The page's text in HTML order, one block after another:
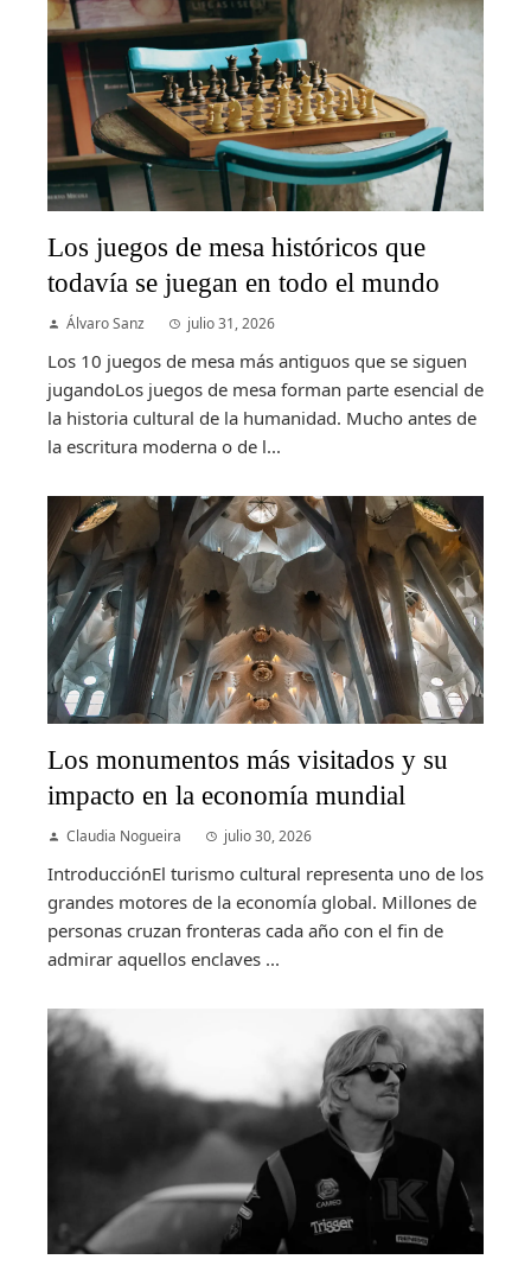
Los juegos de mesa históricos que
todavía se juegan en todo el mundo
Álvaro Sanz julio 31, 2026
Los 10 juegos de mesa más antiguos que se siguen
jugandoLos juegos de mesa forman parte esencial de
la historia cultural de la humanidad. Mucho antes de
la escritura moderna o de l...
Los monumentos más visitados y su
impacto en la economía mundial
Claudia Nogueira julio 30, 2026
IntroducciónEl turismo cultural representa uno de los
grandes motores de la economía global. Millones de
personas cruzan fronteras cada año con el fin de
admirar aquellos enclaves ...